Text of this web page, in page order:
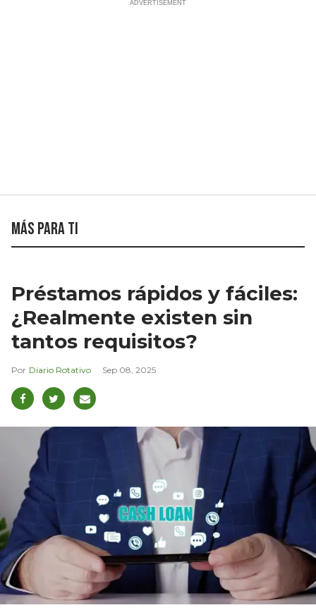
Más para ti
Préstamos rápidos y fáciles:
¿Realmente existen sin
tantos requisitos?
Diario Rotativo Sep 08, 2025